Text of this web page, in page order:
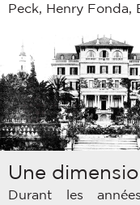
Peck, Henry Fonda,
Une
Durant les